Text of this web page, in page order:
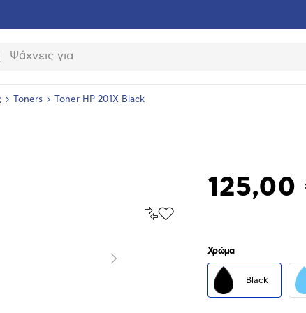
Toners Toner HP 201X Black
Σύγκρινέ
Προσθήκη
Επόμενο
125,00
Χρώμα
Black